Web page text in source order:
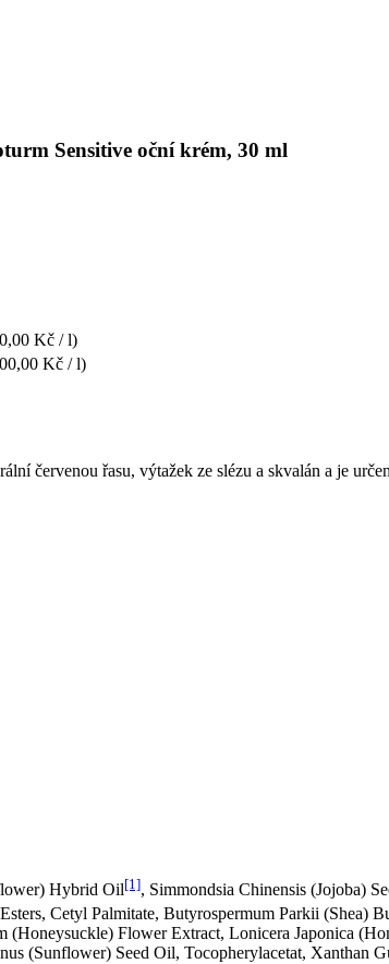
Sensitive oční krém, 30 ml
Kč / l)
Kč / l)
červenou řasu, výtažek ze slézu a skvalán a je
Hybrid Oil[1], Simmondsia Chinensis (Jojoba)
Cetyl Palmitate, Butyrospermum Parkii (Shea)
Flower Extract, Lonicera Japonica
(Sunflower) Seed Oil, Tocopherylacetat, Xanthan